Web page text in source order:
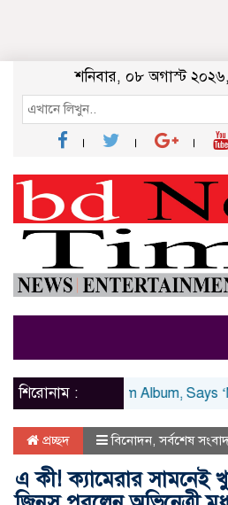
শনিবার, ০৮ অগাস্ট
শিরোনাম :From Album, Says
প্রচ্ছদ বিনোদন,সর্বশেষ
এ কী! ক্যামেরার সামনেই